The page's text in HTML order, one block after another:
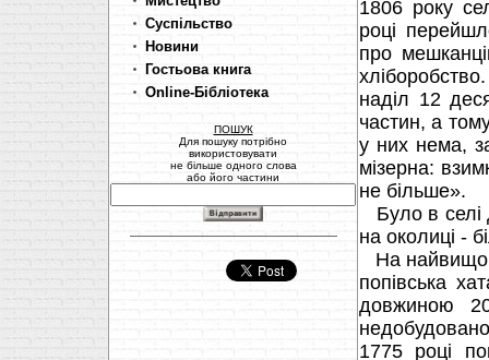
Суспільство
Новини
Гостьова книга
Online-Бібліотека
ПОШУК
Для пошуку потрібно
використовувати
не більше одного слова
або його частини
1806 року
році
про
наділ 12
частин, а
у них нема,
мізерна:
не більше».
Було в селі
на околиці -
На
попівська
довжиною
1775 році